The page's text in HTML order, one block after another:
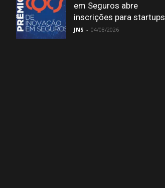
em Seguros abre
inscrições para startups
JNS - 04/08/2026